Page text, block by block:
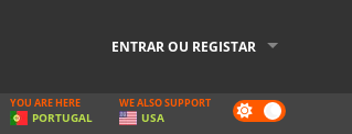
ENTRAR OU REGISTAR
Dark
mode
YOU ARE HERE
PORTUGAL
WE ALSO SUPPORT
USA